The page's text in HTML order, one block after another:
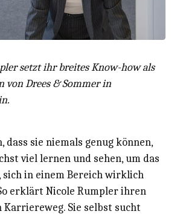
setzt ihr breites Know-how als
von Drees & Sommer in
dass sie niemals genug können,
viel lernen und sehen, um das
sich in einem Bereich wirklich
erklärt Nicole Rumpler ihren
Sie selbst sucht